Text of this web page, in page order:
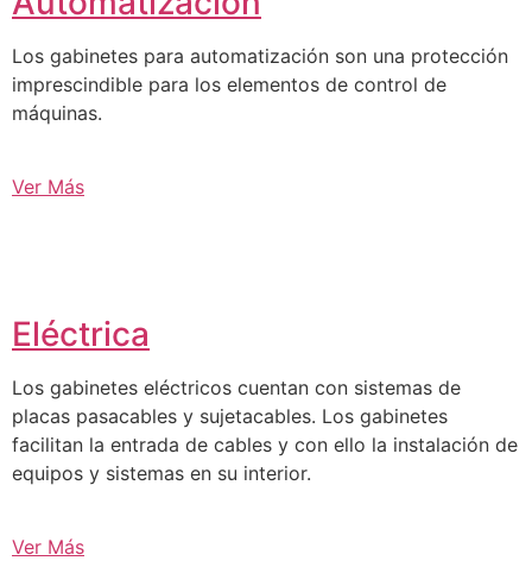
Los gabinetes para automatización son una protección
imprescindible para los elementos de control de
máquinas.
Ver Más
Eléctrica
Los gabinetes eléctricos cuentan con sistemas de
placas pasacables y sujetacables. Los gabinetes
facilitan la entrada de cables y con ello la instalación de
equipos y sistemas en su interior.
Ver Más